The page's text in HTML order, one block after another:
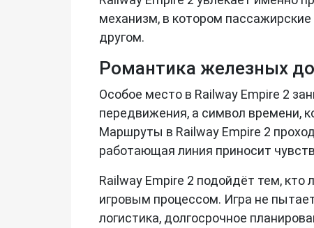
механизм, в котором
другом.
Романтика железных
Особое место в Railway Empire 2
передвижения, а символ времени,
Маршруты в Railway Empire 2
работающая линия приносит
Railway Empire 2 подойдёт тем,
игровым процессом. Игра не
логистика, долгосрочное